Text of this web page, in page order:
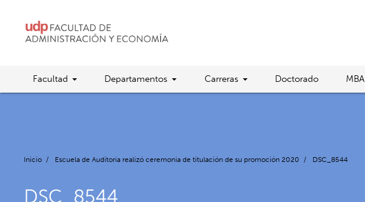
Facultad Departamentos Carreras Doctorado MBA
Inicio / Escuela de Auditoría realizó ceremonia de titulación de su promoción 2020 / DSC_8544
DSC_8544